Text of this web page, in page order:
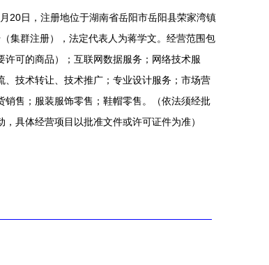
20日，注册地位于湖南省岳阳市岳阳县荣家湾镇
集群注册），法定代表人为蒋学文。经营范围包
可的商品）；互联网数据服务；网络技术服
技术转让、技术推广；专业设计服务；市场营
售；服装服饰零售；鞋帽零售。（依法须经批
具体经营项目以批准文件或许可证件为准）